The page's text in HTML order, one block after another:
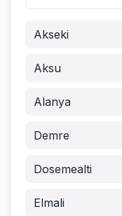
Akseki
Aksu
Alanya
Demre
Dosemealti
Elmali